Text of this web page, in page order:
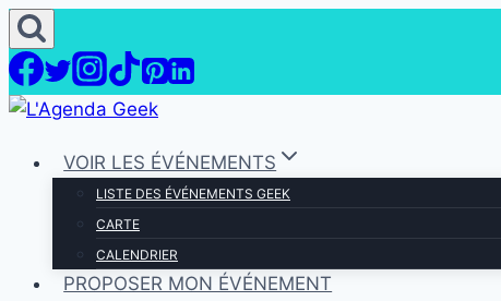
Aller
au
contenu
VOIR LES ÉVÉNEMENTS
LISTE DES ÉVÉNEMENTS GEEK
CARTE
CALENDRIER
PROPOSER MON ÉVÉNEMENT